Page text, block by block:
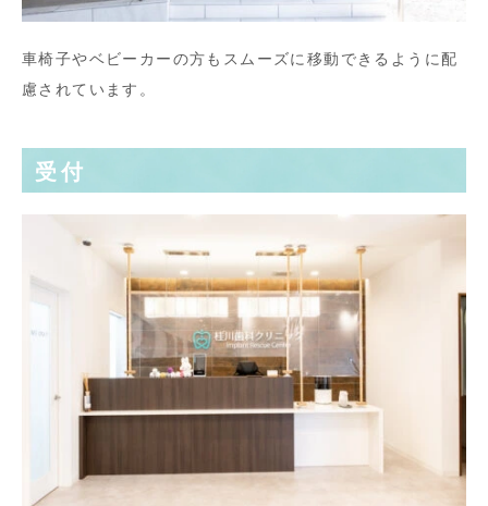
車椅子やベビーカーの方もスムーズに移動できるように配
慮されています。
受付